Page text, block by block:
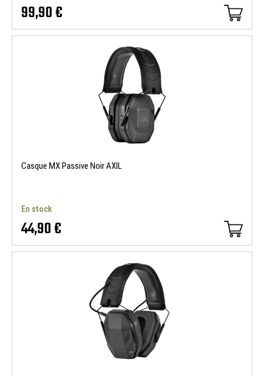
99,90 €
Casque MX Passive Noir AXIL
En stock
44,90 €